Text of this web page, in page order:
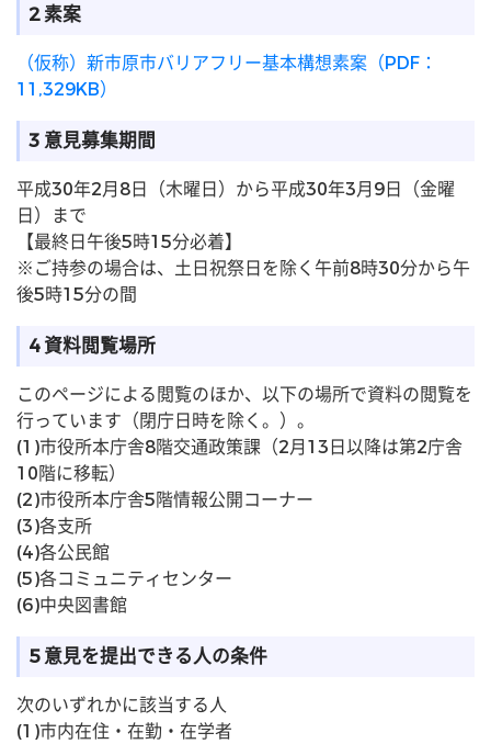
2 素案
（仮称）新市原市バリアフリー基本構想素案（PDF：
11,329KB）
3 意見募集期間
平成30年2月8日（木曜日）から平成30年3月9日（金曜
日）まで
【最終日午後5時15分必着】
※ご持参の場合は、土日祝祭日を除く午前8時30分から午
後5時15分の間
4 資料閲覧場所
このページによる閲覧のほか、以下の場所で資料の閲覧を
行っています（閉庁日時を除く。）。
(1)市役所本庁舎8階交通政策課（2月13日以降は第2庁舎
10階に移転）
(2)市役所本庁舎5階情報公開コーナー
(3)各支所
(4)各公民館
(5)各コミュニティセンター
(6)中央図書館
5 意見を提出できる人の条件
次のいずれかに該当する人
(1)市内在住・在勤・在学者